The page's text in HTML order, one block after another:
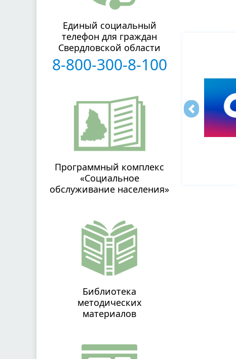
Единый социальный
телефон для граждан
Свердловской области
8-800-300-8-100
Программный комплекс
«Социальное
обслуживание населения»
Библиотека
методических
материалов